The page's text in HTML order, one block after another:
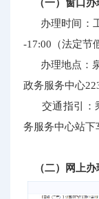
（一）窗口办
办理时间：工
-17:00（法定节
办理地点：泉
政务服务中心
交通指引：
务服务中心站下
（二）网上办